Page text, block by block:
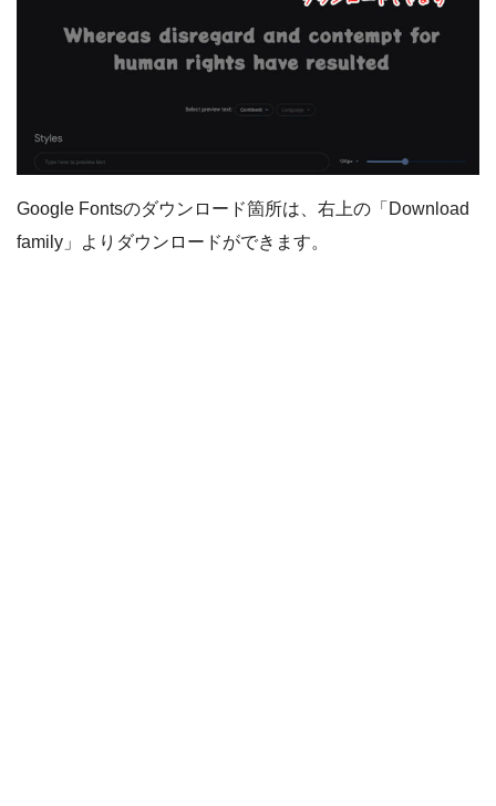
Google Fontsのダウンロード箇所は、右上の「Download
family」よりダウンロードができます。